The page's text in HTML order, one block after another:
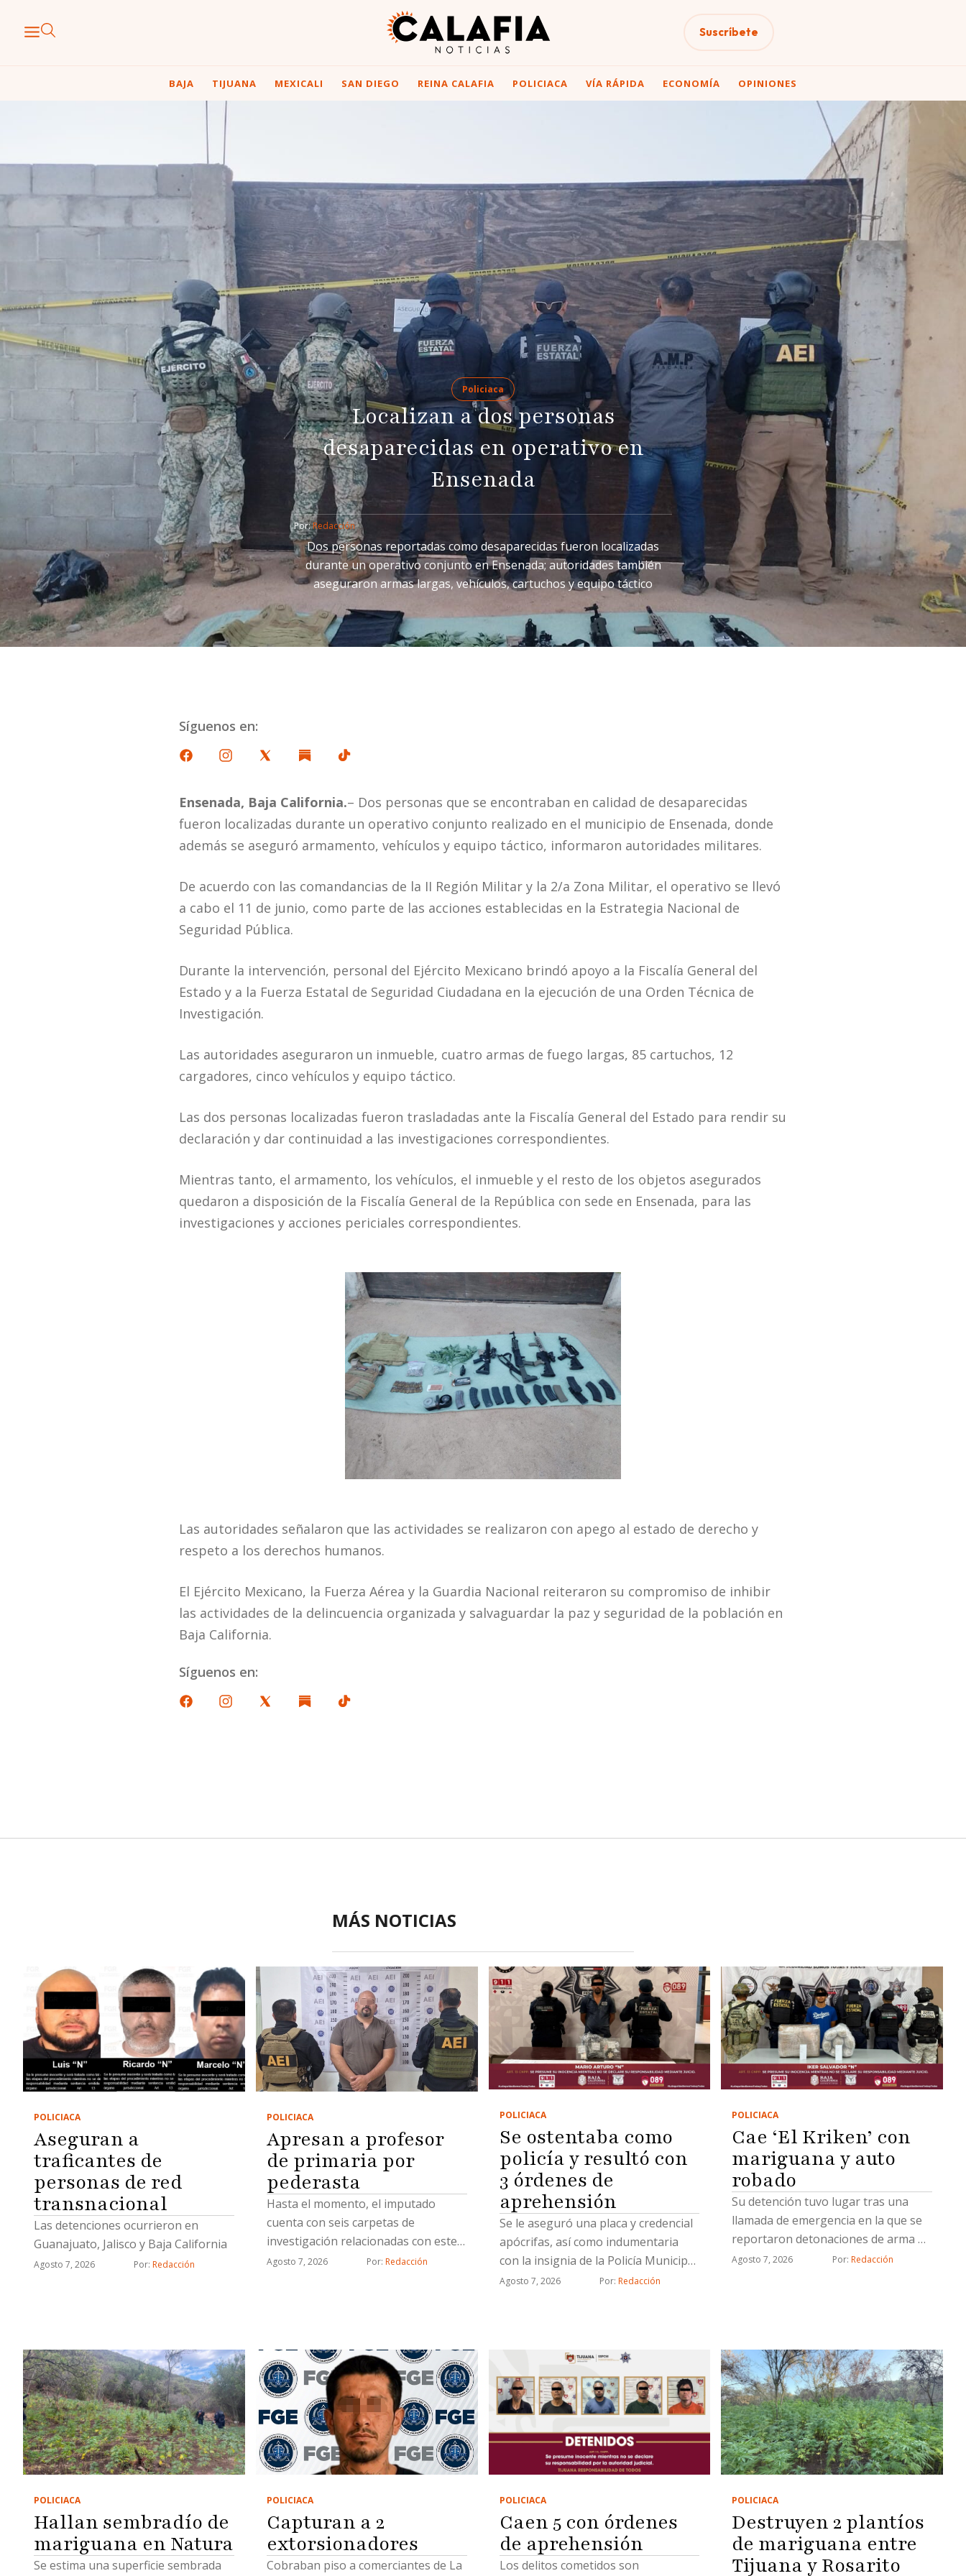
Suscríbete
BAJA TIJUANA MEXICALI SAN DIEGO REINA CALAFIA POLICIACA VÍA RÁPIDA ECONOMÍA OPINIONES
Policiaca
Localizan a dos personas
desaparecidas en operativo en
Ensenada
Por: Redacción
Dos personas reportadas como desaparecidas fueron localizadas
durante un operativo conjunto en Ensenada; autoridades también
aseguraron armas largas, vehículos, cartuchos y equipo táctico
Síguenos en:
Ensenada, Baja California.– Dos personas que se encontraban en calidad de desaparecidas
fueron localizadas durante un operativo conjunto realizado en el municipio de Ensenada, donde
además se aseguró armamento, vehículos y equipo táctico, informaron autoridades militares.
De acuerdo con las comandancias de la II Región Militar y la 2/a Zona Militar, el operativo se llevó
a cabo el 11 de junio, como parte de las acciones establecidas en la Estrategia Nacional de
Seguridad Pública.
Durante la intervención, personal del Ejército Mexicano brindó apoyo a la Fiscalía General del
Estado y a la Fuerza Estatal de Seguridad Ciudadana en la ejecución de una Orden Técnica de
Investigación.
Las autoridades aseguraron un inmueble, cuatro armas de fuego largas, 85 cartuchos, 12
cargadores, cinco vehículos y equipo táctico.
Las dos personas localizadas fueron trasladadas ante la Fiscalía General del Estado para rendir su
declaración y dar continuidad a las investigaciones correspondientes.
Mientras tanto, el armamento, los vehículos, el inmueble y el resto de los objetos asegurados
quedaron a disposición de la Fiscalía General de la República con sede en Ensenada, para las
investigaciones y acciones periciales correspondientes.
Las autoridades señalaron que las actividades se realizaron con apego al estado de derecho y
respeto a los derechos humanos.
El Ejército Mexicano, la Fuerza Aérea y la Guardia Nacional reiteraron su compromiso de inhibir
las actividades de la delincuencia organizada y salvaguardar la paz y seguridad de la población en
Baja California.
Síguenos en:
MÁS NOTICIAS
POLICIACA
Aseguran a
traficantes de
personas de red
transnacional
Las detenciones ocurrieron en
Guanajuato, Jalisco y Baja California
Agosto 7, 2026 Por: Redacción
POLICIACA
Apresan a profesor
de primaria por
pederasta
Hasta el momento, el imputado
cuenta con seis carpetas de
investigación relacionadas con este
mismo delito
Agosto 7, 2026 Por: Redacción
POLICIACA
Se ostentaba como
policía y resultó con
3 órdenes de
aprehensión
Se le aseguró una placa y credencial
apócrifas, así como indumentaria
con la insignia de la Policía Municipal
de Tijuana
Agosto 7, 2026 Por: Redacción
POLICIACA
Cae ‘El Kriken’ con
mariguana y auto
robado
Su detención tuvo lugar tras una
llamada de emergencia en la que se
reportaron detonaciones de arma de
fuego
Agosto 7, 2026 Por: Redacción
POLICIACA
Hallan sembradío de
mariguana en Natura
Se estima una superficie sembrada
POLICIACA
Capturan a 2
extorsionadores
Cobraban piso a comerciantes de La
POLICIACA
Caen 5 con órdenes
de aprehensión
Los delitos cometidos son
POLICIACA
Destruyen 2 plantíos
de mariguana entre
Tijuana y Rosarito